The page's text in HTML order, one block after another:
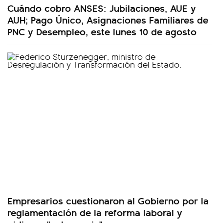
Cuándo cobro ANSES: Jubilaciones, AUE y
AUH; Pago Único, Asignaciones Familiares de
PNC y Desempleo, este lunes 10 de agosto
Empresarios cuestionaron al Gobierno por la
reglamentación de la reforma laboral y